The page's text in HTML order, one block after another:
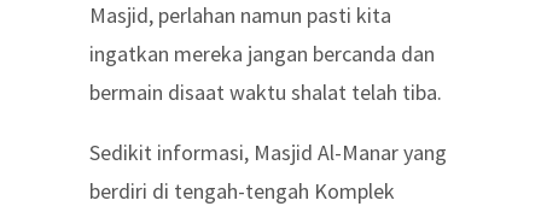
Masjid, perlahan namun pasti kita
ingatkan mereka jangan bercanda dan
bermain disaat waktu shalat telah tiba.
Sedikit informasi, Masjid Al-Manar yang
berdiri di tengah-tengah Komplek